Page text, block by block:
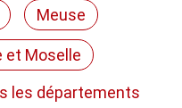
Meuse
et Moselle
les départements